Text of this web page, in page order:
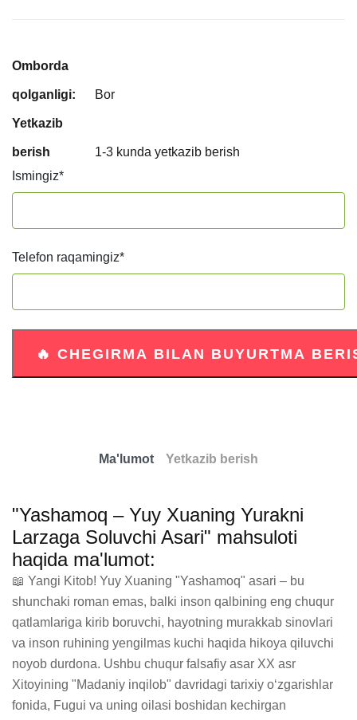
Omborda
qolganligi: Bor
Yetkazib
berish
1-3 kunda yetkazib berish
Ismingiz*
Telefon raqamingiz*
Ma'lumot Yetkazib berish
"Yashamoq – Yuy Xuaning Yurakni
Larzaga Soluvchi Asari" mahsuloti
haqida ma'lumot:
📖 Yangi Kitob! Yuy Xuaning "Yashamoq" asari – bu
shunchaki roman emas, balki inson qalbining eng chuqur
qatlamlariga kirib boruvchi, hayotning murakkab sinovlari
va inson ruhining yengilmas kuchi haqida hikoya qiluvchi
noyob durdona. Ushbu chuqur falsafiy asar XX asr
Xitoyining "Madaniy inqilob" davridagi tarixiy oʻzgarishlar
fonida, Fugui va uning oilasi boshidan kechirgan